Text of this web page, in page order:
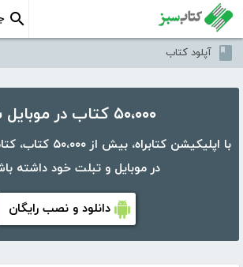
آپلود کتاب
۵۰،۰۰۰ کتاب در موبایل شما
با اپلیکیشن
در موبایل و تبلت خود داشته
دانلود و نصب رایگان